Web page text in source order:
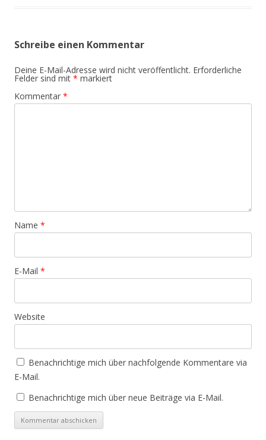
Schreibe einen Kommentar
Deine E-Mail-Adresse wird nicht veröffentlicht. Erforderliche
Felder sind mit * markiert
Kommentar *
Name *
E-Mail *
Website
Benachrichtige mich über nachfolgende Kommentare via
E-Mail.
Benachrichtige mich über neue Beiträge via E-Mail.